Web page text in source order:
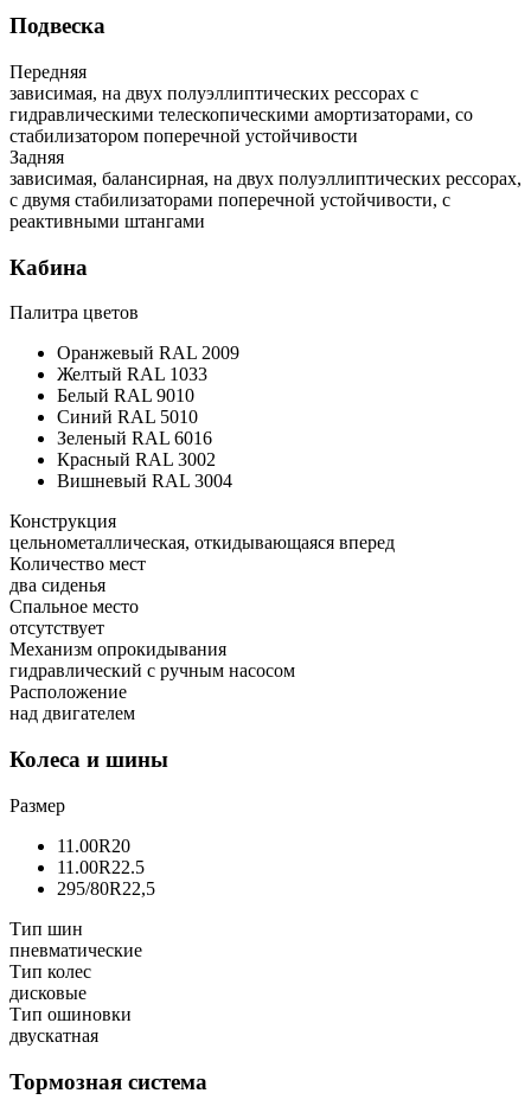
Подвеска
Передняя
зависимая, на двух полуэллиптических рессорах с
гидравлическими телескопическими амортизаторами, со
стабилизатором поперечной устойчивости
Задняя
зависимая, балансирная, на двух полуэллиптических рессорах,
с двумя стабилизаторами поперечной устойчивости, с
реактивными штангами
Кабина
Палитра цветов
Оранжевый RAL 2009
Желтый RAL 1033
Белый RAL 9010
Синий RAL 5010
Зеленый RAL 6016
Красный RAL 3002
Вишневый RAL 3004
Конструкция
цельнометаллическая, откидывающаяся вперед
Количество мест
два сиденья
Спальное место
отсутствует
Механизм опрокидывания
гидравлический с ручным насосом
Расположение
над двигателем
Колеса и шины
Размер
11.00R20
11.00R22.5
295/80R22,5
Тип шин
пневматические
Тип колес
дисковые
Тип ошиновки
двускатная
Тормозная система